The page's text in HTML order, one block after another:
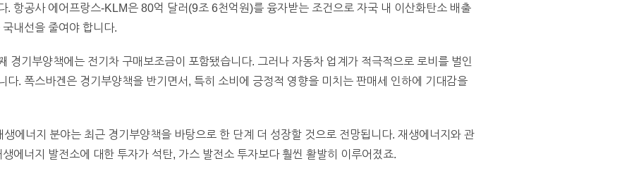
. 항공사 에어프랑스-KLM은 80억 달러(9조 6천억원)를 융자받는 조건으로 자국 내 이산화탄소 배출
내선을 줄여야 합니다.
경기부양책에는 전기차 구매보조금이 포함됐습니다. 그러나 자동차 업계가 적극적으로 로비를 벌인
다. 폭스바겐은 경기부양책을 반기면서, 특히 소비에 긍정적 영향을 미치는 판매세 인하에 기대감을
에너지 분야는 최근 경기부양책을 바탕으로 한 단계 더 성장할 것으로 전망됩니다. 재생에너지와 관
에너지 발전소에 대한 투자가 석탄, 가스 발전소 투자보다 훨씬 활발히 이루어졌죠.